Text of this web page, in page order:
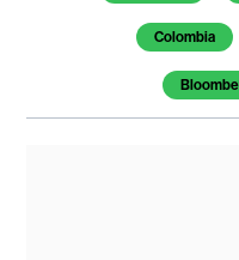
Colombia